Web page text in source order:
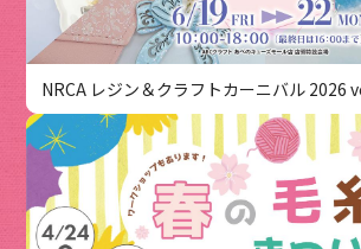
NRCA レジン＆クラフトカーニバル 2026